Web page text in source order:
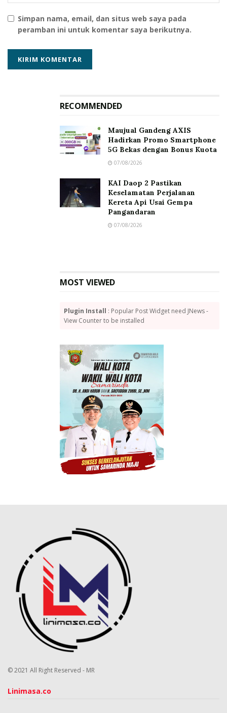
Simpan nama, email, dan situs web saya pada
peramban ini untuk komentar saya berikutnya.
RECOMMENDED
Maujual Gandeng AXIS
Hadirkan Promo Smartphone
5G Bekas dengan Bonus Kuota
07/08/2026
KAI Daop 2 Pastikan
Keselamatan Perjalanan
Kereta Api Usai Gempa
Pangandaran
07/08/2026
MOST VIEWED
Plugin Install : Popular Post Widget need JNews -
View Counter to be installed
© 2021 All Right Reserved - MR
Linimasa.co